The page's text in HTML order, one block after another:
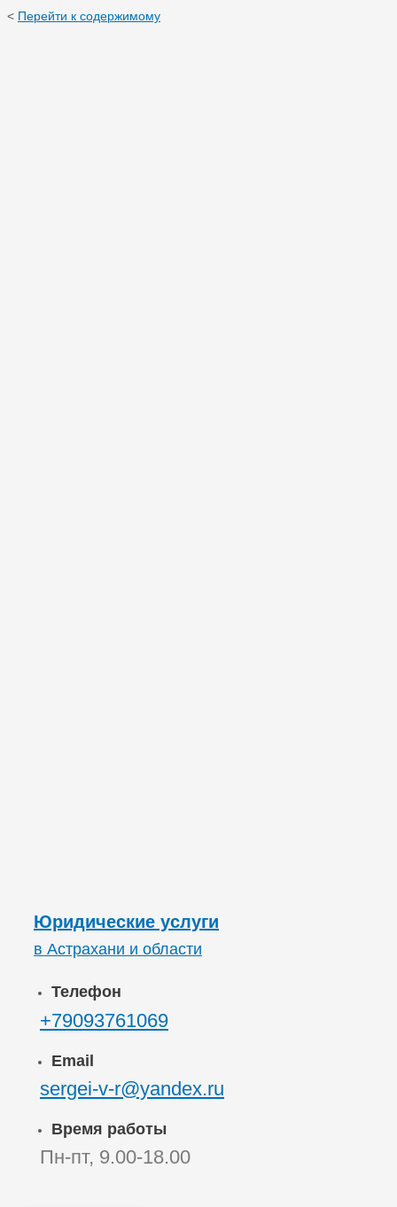
< Перейти к содержимому
Юридические услуги
в Астрахани и области
Телефон
+79093761069
Email
sergei-v-r@yandex.ru
Время работы
Пн-пт, 9.00-18.00